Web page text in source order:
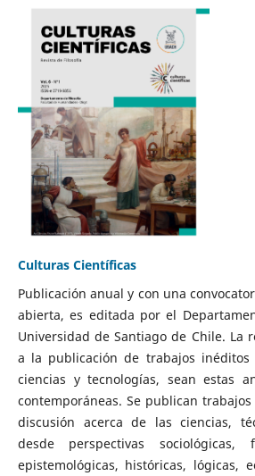
Culturas Científicas
Publicación anual y con una
abierta, es editada por el
Universidad de Santiago de Chile. La
a la publicación de trabajos inéditos
ciencias y tecnologías, sean estas
contemporáneas. Se publican
discusión acerca de las ciencias,
desde perspectivas sociológicas,
epistemológicas, históricas, lógicas,